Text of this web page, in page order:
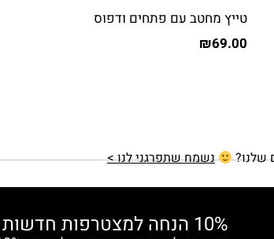
טייץ מחטב עם פתחים ודפוס
₪69.00
שלנו? נשמח שתפרגני לנו >
10% הנחה למצטרפות חדשות